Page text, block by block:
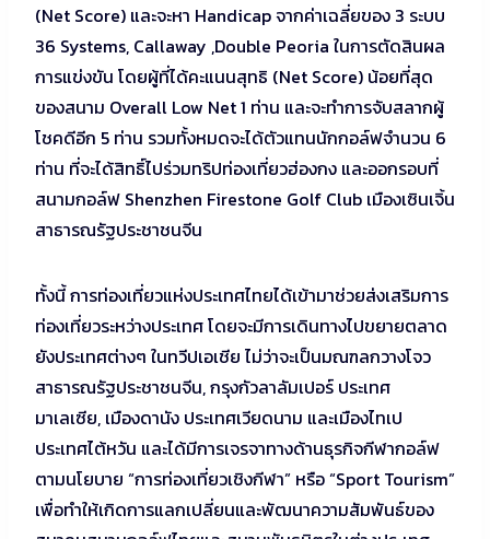
(Net Score) และจะหา Handicap จากค่าเฉลี่ยของ 3 ระบบ
36 Systems, Callaway ,Double Peoria ในการตัดสินผล
การแข่งขัน โดยผู้ที่ได้คะแนนสุทธิ (Net Score) น้อยที่สุด
ของสนาม Overall Low Net 1 ท่าน และจะทำการจับสลากผู้
โชคดีอีก 5 ท่าน รวมทั้งหมดจะได้ตัวแทนนักกอล์ฟจำนวน 6
ท่าน ที่จะได้สิทธิ์ไปร่วมทริปท่องเที่ยวฮ่องกง และออกรอบที่
สนามกอล์ฟ Shenzhen Firestone Golf Club เมืองเซินเจิ้น
สาธารณรัฐประชาชนจีน
ทั้งนี้ การท่องเที่ยวแห่งประเทศไทยได้เข้ามาช่วยส่งเสริมการ
ท่องเที่ยวระหว่างประเทศ โดยจะมีการเดินทางไปขยายตลาด
ยังประเทศต่างๆ ในทวีปเอเชีย ไม่ว่าจะเป็นมณฑลกวางโจว
สาธารณรัฐประชาชนจีน, กรุงกัวลาลัมเปอร์ ประเทศ
มาเลเซีย, เมืองดานัง ประเทศเวียดนาม และเมืองไทเป
ประเทศไต้หวัน และได้มีการเจรจาทางด้านธุรกิจกีฬากอล์ฟ
ตามนโยบาย “การท่องเที่ยวเชิงกีฬา” หรือ “Sport Tourism”
เพื่อทำให้เกิดการแลกเปลี่ยนและพัฒนาความสัมพันธ์ของ